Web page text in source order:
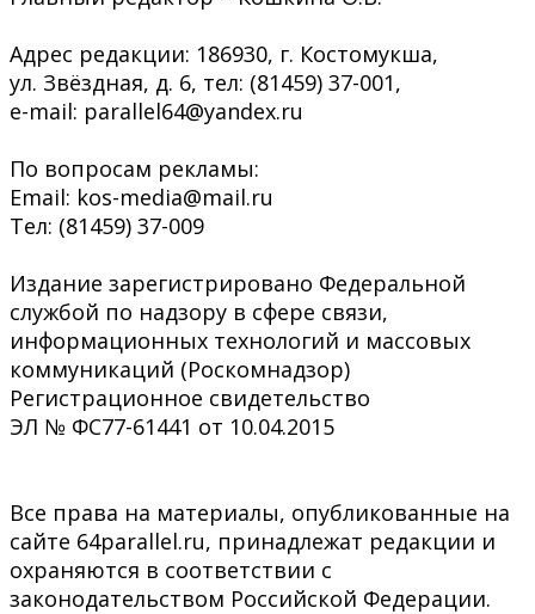
Адрес редакции: 186930, г. Костомукша,
ул. Звёздная, д. 6, тел: (81459) 37-001,
e-mail: parallel64@yandex.ru
По вопросам рекламы:
Email: kos-media@mail.ru
Тел: (81459) 37-009
Издание зарегистрировано Федеральной
службой по надзору в сфере связи,
информационных технологий и массовых
коммуникаций (Роскомнадзор)
Регистрационное свидетельство
ЭЛ № ФС77-61441 от 10.04.2015
Все права на материалы, опубликованные на
сайте 64parallel.ru, принадлежат редакции и
охраняются в соответствии с
законодательством Российской Федерации.